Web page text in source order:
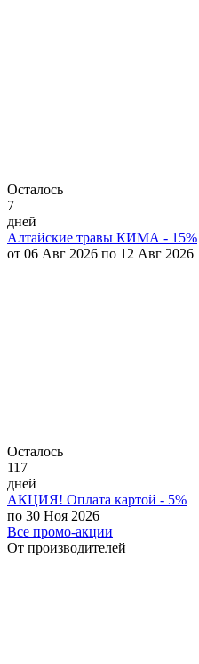
Осталось
7
дней
Алтайские травы КИМА - 15%
от 06 Авг 2026 по 12 Авг 2026
Осталось
117
дней
АКЦИЯ! Оплата картой - 5%
по 30 Ноя 2026
Все промо-акции
От производителей